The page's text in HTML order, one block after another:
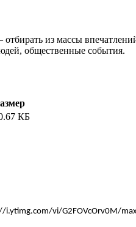
из массы
общественные события.
КБ